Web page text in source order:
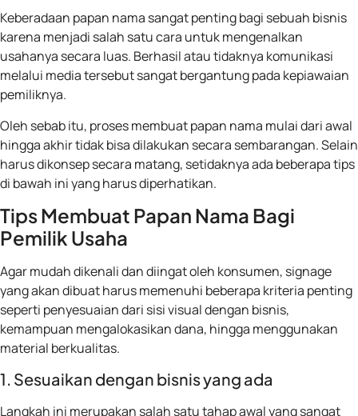
Keberadaan papan nama sangat penting bagi sebuah bisnis
karena menjadi salah satu cara untuk mengenalkan
usahanya secara luas. Berhasil atau tidaknya komunikasi
melalui media tersebut sangat bergantung pada kepiawaian
pemiliknya.
Oleh sebab itu, proses membuat papan nama mulai dari awal
hingga akhir tidak bisa dilakukan secara sembarangan. Selain
harus dikonsep secara matang, setidaknya ada beberapa tips
di bawah ini yang harus diperhatikan.
Tips Membuat Papan Nama Bagi
Pemilik Usaha
Agar mudah dikenali dan diingat oleh konsumen, signage
yang akan dibuat harus memenuhi beberapa kriteria penting
seperti penyesuaian dari sisi visual dengan bisnis,
kemampuan mengalokasikan dana, hingga menggunakan
material berkualitas.
1. Sesuaikan dengan bisnis yang ada
Langkah ini merupakan salah satu tahap awal yang sangat